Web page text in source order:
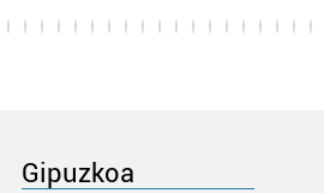
Gipuzkoa